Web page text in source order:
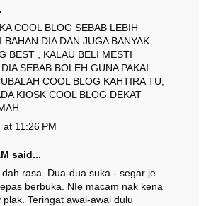
COOL BLOG SEBAB LEBIH
BAHAN DIA DAN JUGA BANYAK
BEST , KALAU BELI MESTI
SEBAB BOLEH GUNA PAKAI.
COOL BLOG KAHTIRA TU,
KIOSK COOL BLOG DEKAT
11:26 PM
said...
rasa. Dua-dua suka - segar je
berbuka. NIe macam nak kena
Teringat awal-awal dulu